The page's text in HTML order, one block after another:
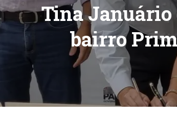
Tina Januário
bairro